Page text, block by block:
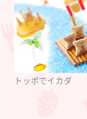
トッポでイカダ